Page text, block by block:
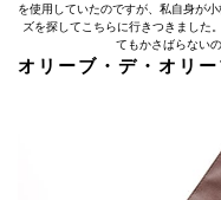
を使用していたのですが、私自身が
ズを探してこちらに行きつきました
てもかさばらない
オリーブ・デ・オリ